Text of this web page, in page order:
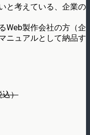
と考えている、企業の
Web製作会社の方（企
ニュアルとして納品す
込）